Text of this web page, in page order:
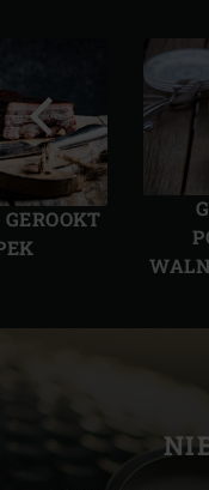
Vorige
slide